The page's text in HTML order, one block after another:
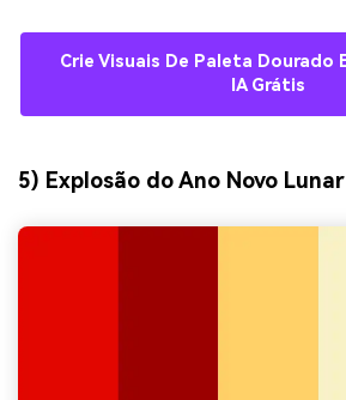
Crie Visuais De Paleta Dourado
IA Grátis
5) Explosão do Ano Novo Lunar